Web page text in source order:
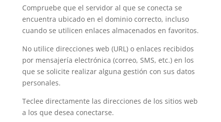
Compruebe que el servidor al que se conecta se
encuentra ubicado en el dominio correcto, incluso
cuando se utilicen enlaces almacenados en favoritos.
No utilice direcciones web (URL) o enlaces recibidos
por mensajería electrónica (correo, SMS, etc.) en los
que se solicite realizar alguna gestión con sus datos
personales.
Teclee directamente las direcciones de los sitios web
a los que desea conectarse.